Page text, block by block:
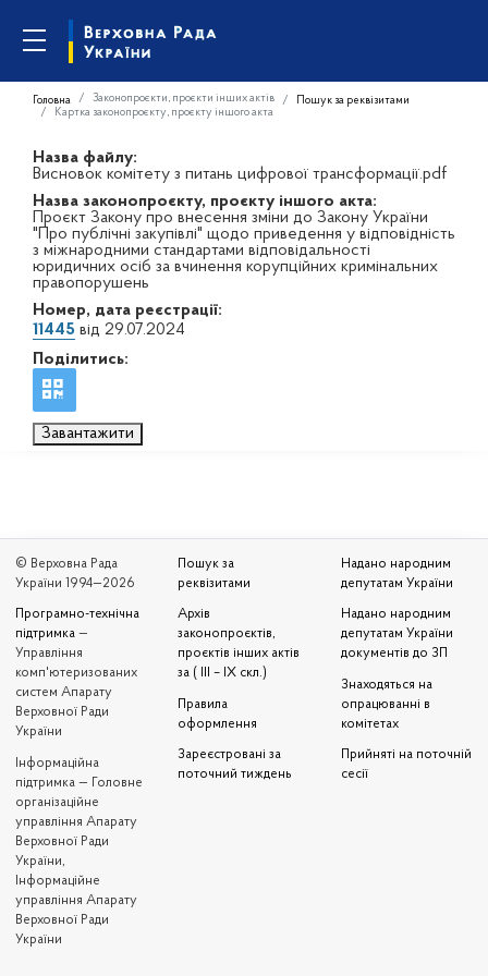
Головна Законопроєкти, проєкти інших актів
Пошук за реквізитами
Картка законопроєкту, проєкту іншого акта
Назва файлу:
Висновок комітету з питань цифрової трансформації.pdf
Назва законопроєкту, проєкту іншого акта:
Проєкт Закону про внесення зміни до Закону України
"Про публічні закупівлі" щодо приведення у відповідність
з міжнародними стандартами відповідальності
юридичних осіб за вчинення корупційних кримінальних
правопорушень
Номер, дата реєстрації:
11445 від 29.07.2024
Поділитись:
Завантажити
© Верховна Рада
України 1994—2026
Програмно-технічна
підтримка —
Управління
комп'ютеризованих
систем Апарату
Верховної Ради
України
Iнформаційна
підтримка — Головне
організаційне
управління Апарату
Верховної Ради
України,
Інформаційне
управління Апарату
Верховної Ради
України
Пошук за
реквізитами
Архів
законопроєктів,
проєктів інших актів
за ( III – IX скл.)
Правила
оформлення
Зареєстровані за
поточний тиждень
Надано народним
депутатам України
Надано народним
депутатам України
документів до ЗП
Знаходяться на
опрацюванні в
комітетах
Прийняті на поточній
сесії